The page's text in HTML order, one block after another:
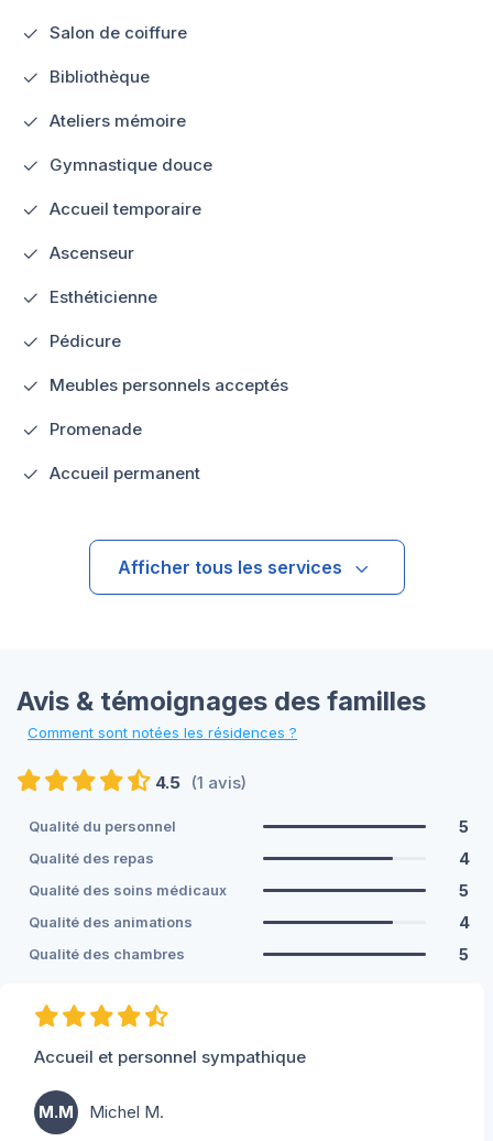
Salon de coiffure
Bibliothèque
Ateliers mémoire
Gymnastique douce
Accueil temporaire
Ascenseur
Esthéticienne
Pédicure
Meubles personnels acceptés
Promenade
Accueil permanent
Afficher tous les services
Avis & témoignages des familles
Comment sont notées les résidences ?
4.5 (1 avis)
Qualité du personnel 5
Qualité des repas 4
Qualité des soins médicaux 5
Qualité des animations 4
Qualité des chambres 5
Accueil et personnel sympathique
M.M Michel M.